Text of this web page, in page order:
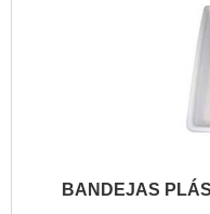
BANDEJAS